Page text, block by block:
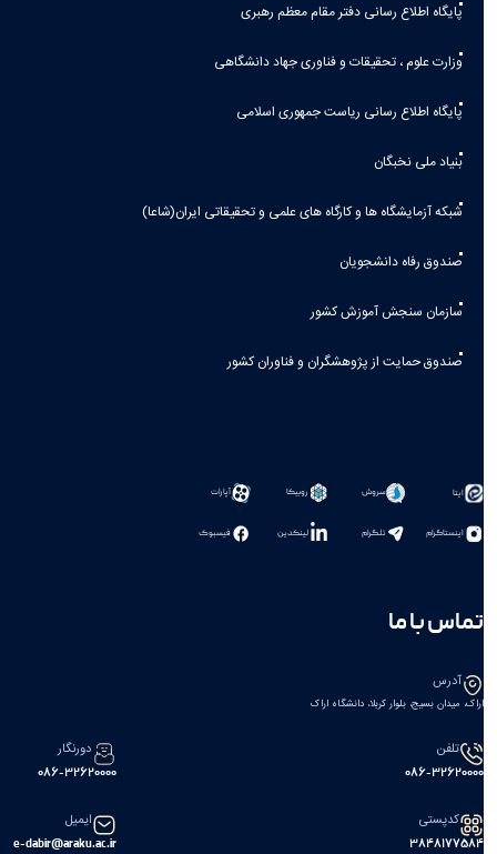
پایگاه اطلاع رسانی دفتر مقام معظم رهبری
وزارت علوم ، تحقیقات و فناوری جهاد دانشگاهی
پایگاه اطلاع رسانی ریاست جمهوری اسلامی
بنیاد ملی نخبگان
شبکه آزمایشگاه ها و کارگاه های علمی و تحقیقاتی ایران(شاعا)
صندوق رفاه دانشجویان
سازمان سنجش آموزش کشور
صندوق حمایت از پژوهشگران و فناوران کشور
ایتا سروش روبیکا آپارات
اینستاگرام تلگرام لینکدین فیسبوک
تماس با ما
آدرس
اراک، میدان بسیج، بلوار کربلا، دانشگاه اراک
تلفن
086-32620000
دورنگار
086-32620000
کدپستی
۳۸۴۸۱۷۷۵۸۴
ایمیل
e-dabir@araku.ac.ir